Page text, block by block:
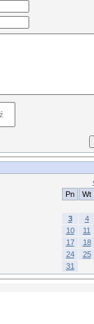
Pn
Wt
3
4
10
11
17
18
24
25
31